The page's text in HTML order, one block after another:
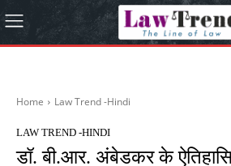
Home Law Trend -Hindi
LAW TREND -HINDI
डॉ. बी.आर. अंबेडकर के